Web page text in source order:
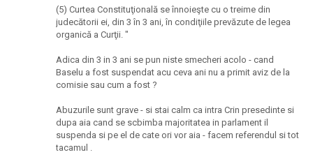
(5) Curtea Constituţională se înnoieşte cu o treime din
judecătorii ei, din 3 în 3 ani, în condiţiile prevăzute de legea
organică a Curţii. "
Adica din 3 in 3 ani se pun niste smecheri acolo - cand
Baselu a fost suspendat acu ceva ani nu a primit aviz de la
comisie sau cum a fost ?
Abuzurile sunt grave - si stai calm ca intra Crin presedinte si
dupa aia cand se scbimba majoritatea in parlament il
suspenda si pe el de cate ori vor aia - facem referendul si tot
tacamul .